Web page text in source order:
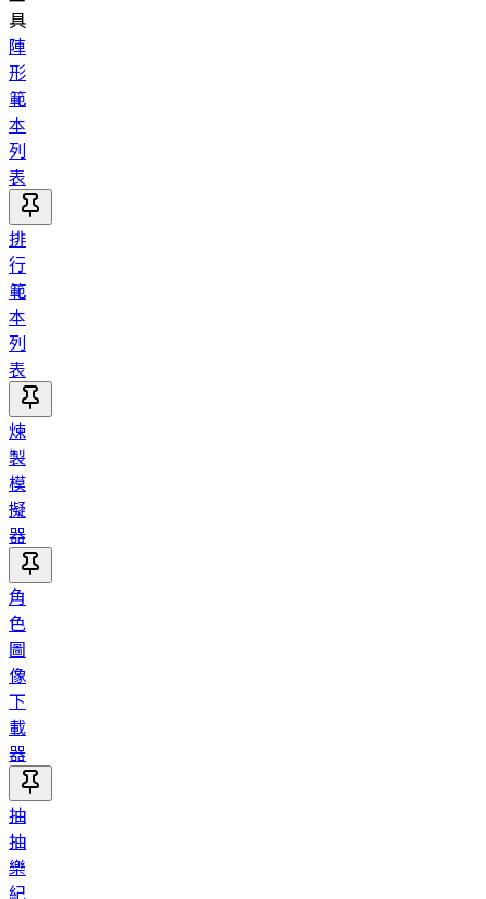
具
陣
形
範
本
列
表
排
行
範
本
列
表
煉
製
模
擬
器
角
色
圖
像
下
載
器
抽
抽
樂
紀